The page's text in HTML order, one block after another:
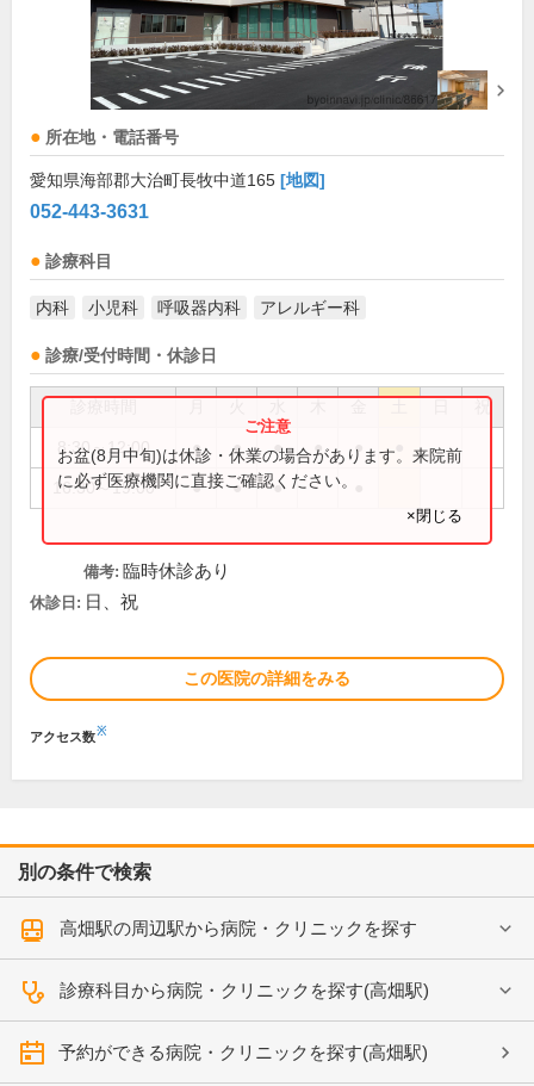
所在地・電話番号
愛知県海部郡大治町長牧中道165 [地図]
052-443-3631
診療科目
内科 小児科 呼吸器内科 アレルギー科
診療/受付時間・休診日
祝
8:30～12:00 ● ● ● ● ●
16:30～19:00 ● ● ●
お盆(8月中旬)は休診・休業の場合があります。来院前
に必ず医療機関に直接ご確認ください。
×閉じる
備考: 臨時休診あり
休診日: 日、祝
この医院の詳細をみる
アクセス数※
別の条件で検索
高畑駅の周辺駅から病院・クリニックを探す
診療科目から病院・クリニックを探す(高畑駅)
予約ができる病院・クリニックを探す(高畑駅)